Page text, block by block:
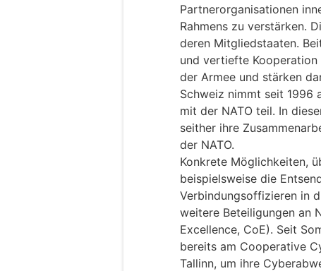
Partnerorganisationen
Rahmens zu verstärken.
deren Mitgliedstaaten.
und vertiefte
der Armee und stärken
Schweiz nimmt seit 1996
mit der NATO teil. In
seither ihre
der NATO.
Konkrete Möglichkeiten,
beispielsweise die
Verbindungsoffizieren in
weitere Beteiligungen an
Excellence, CoE). Seit
bereits am Cooperative
Tallinn, um ihre